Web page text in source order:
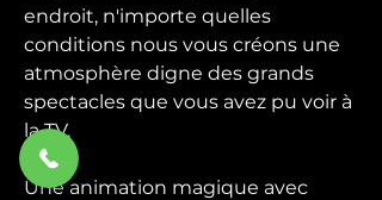
endroit, n'importe quelles
conditions nous vous créons une
atmosphère digne des grands
spectacles que vous avez pu voir à
la TV.
Une animation magique avec